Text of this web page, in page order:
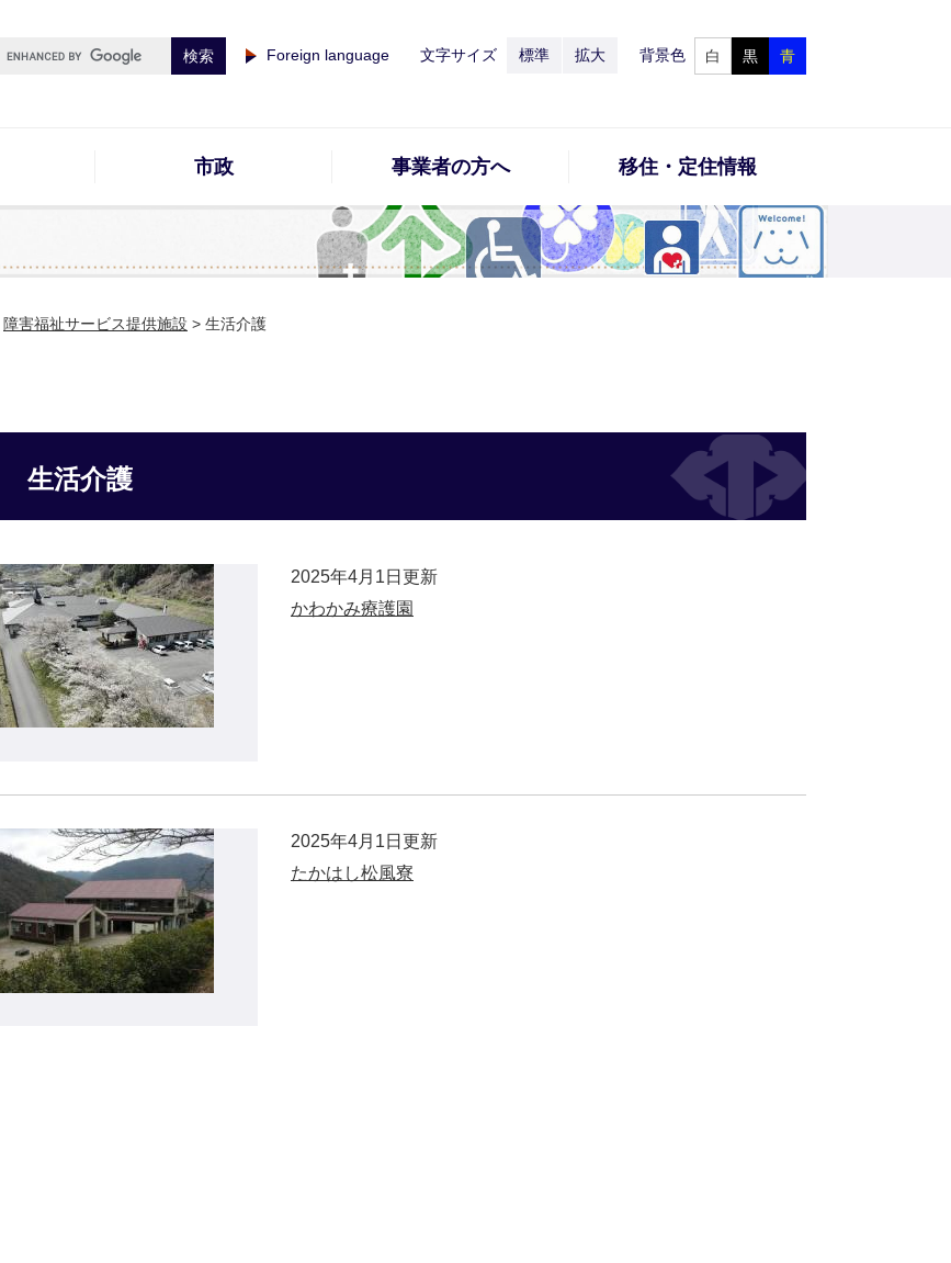
Foreign language 文字サイズ 標準 拡大 背景色 白 黒 青
市政 事業者の方へ 移住・定住情報
障害福祉サービス提供施設 > 生活介護
生活介護
2025年4月1日更新
かわかみ療護園
2025年4月1日更新
たかはし松風寮